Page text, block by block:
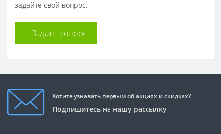
задайте свой вопрос.
+ Задать вопрос
Хотите узнавать первым об акциях и скидках?
Подпишитесь на нашу рассылку